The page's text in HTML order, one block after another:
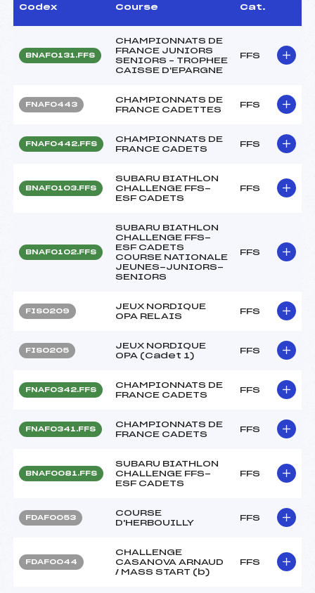
Codex Course Cat.
BNAF0131.FFS
CHAMPIONNATS DE
FRANCE JUNIORS
SENIORS – TROPHEE
CAISSE D'EPARGNE
FFS
FNAF0443
CHAMPIONNATS DE
FRANCE CADETTES
FFS
FNAF0442.FFS
CHAMPIONNATS DE
FRANCE CADETS
FFS
BNAF0103.FFS
SUBARU BIATHLON
CHALLENGE FFS-
ESF CADETS
FFS
BNAF0102.FFS
SUBARU BIATHLON
CHALLENGE FFS-
ESF CADETS
COURSE NATIONALE
JEUNES-JUNIORS-
SENIORS
FFS
FIS0209
JEUX NORDIQUE
OPA RELAIS
FFS
FIS0205
JEUX NORDIQUE
OPA (Cadet 1)
FFS
FNAF0342.FFS
CHAMPIONNATS DE
FRANCE CADETS
FFS
FNAF0341.FFS
CHAMPIONNATS DE
FRANCE CADETS
FFS
BNAF0081.FFS
SUBARU BIATHLON
CHALLENGE FFS-
ESF CADETS
FFS
FDAF0053
COURSE
D'HERBOUILLY
FFS
FDAF0044
CHALLENGE
CASANOVA ARNAUD
/ MASS START (b)
FFS